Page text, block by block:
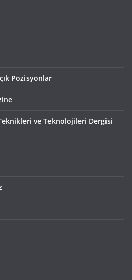
Pozisyonlar
ve Teknolojileri Dergisi